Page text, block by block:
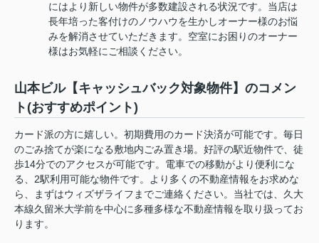
にはより新しい物件が多数建設される状況です。当店は
長年培った客付けのノウハウを生かしオーナー様のお悩
みを解消させていただきます。空室にお困りのオーナー
様はお気軽にご相談ください。
山本ビル【キャッシュバック対象物件】のコメン
ト(おすすめポイント)
カード派の方に嬉しい。初期費用のカード決済が可能です。毎日
のごみ捨てが楽になる敷地内ごみ置き場。好評の駅近物件で、徒
歩14分でのアクセスが可能です。電車での移動がより便利にな
る、2駅利用可能な物件です。より多くの不動産情報をお求めな
ら、まずはウィズザライフまでご連絡ください。当社では、久大
本線久留米大学前を中心に多種多様な不動産情報を取り扱ってお
ります。